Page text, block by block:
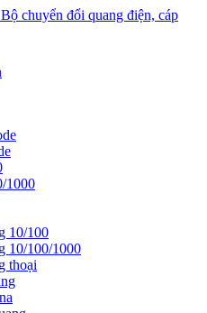
1000
10/100
10/100/1000
thoại